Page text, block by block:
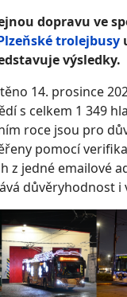
dopravu ve
trolejbusy
výsledky.
14. prosince
s celkem 1 349
roce jsou pro
pomocí
z jedné emailové
důvěryhodnost